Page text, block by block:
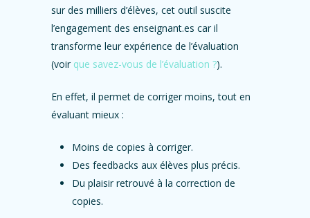
sur des milliers d’élèves, cet outil suscite
l’engagement des enseignant.es car il
transforme leur expérience de l’évaluation
(voir que savez-vous de l’évaluation ?).
En effet, il permet de corriger moins, tout en
évaluant mieux :
Moins de copies à corriger.
Des feedbacks aux élèves plus précis.
Du plaisir retrouvé à la correction de
copies.